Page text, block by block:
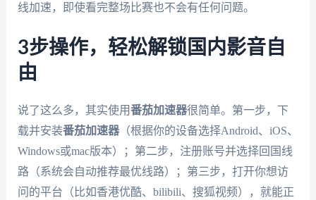
线加速，即使看完整场比赛也不会有任何问题。
3步操作，轻松解锁国内影音自
由
说了这么多，其实使用番茄加速器很简单。第一步，下
载并安装番茄加速器（根据你的设备选择Android、iOS、
Windows或mac版本）；第二步，注册账号并选择回国线
路（系统会自动推荐最优线路）；第三步，打开你想访
问的平台（比如香港优酷、bilibili、搜狐视频），就能正